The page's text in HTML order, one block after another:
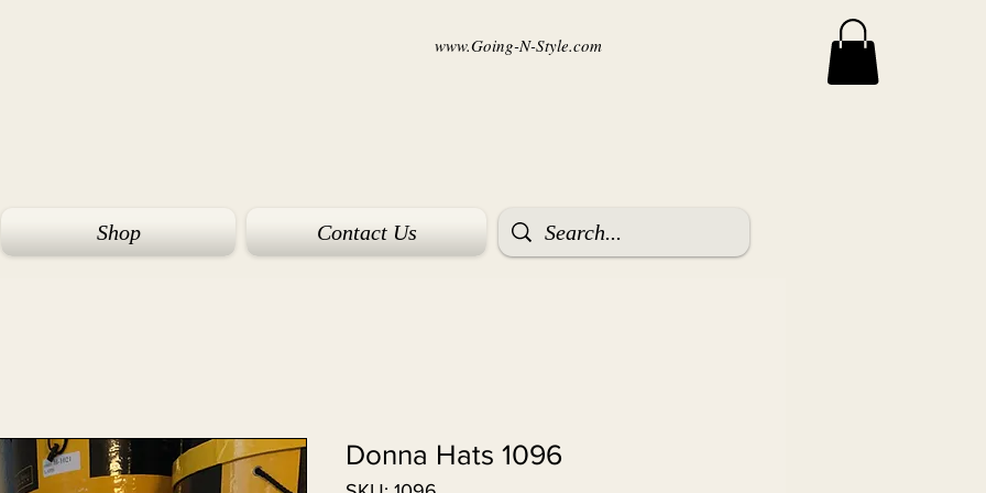
www.Going-N-Style.com
Shop Contact Us
Donna Hats 1096